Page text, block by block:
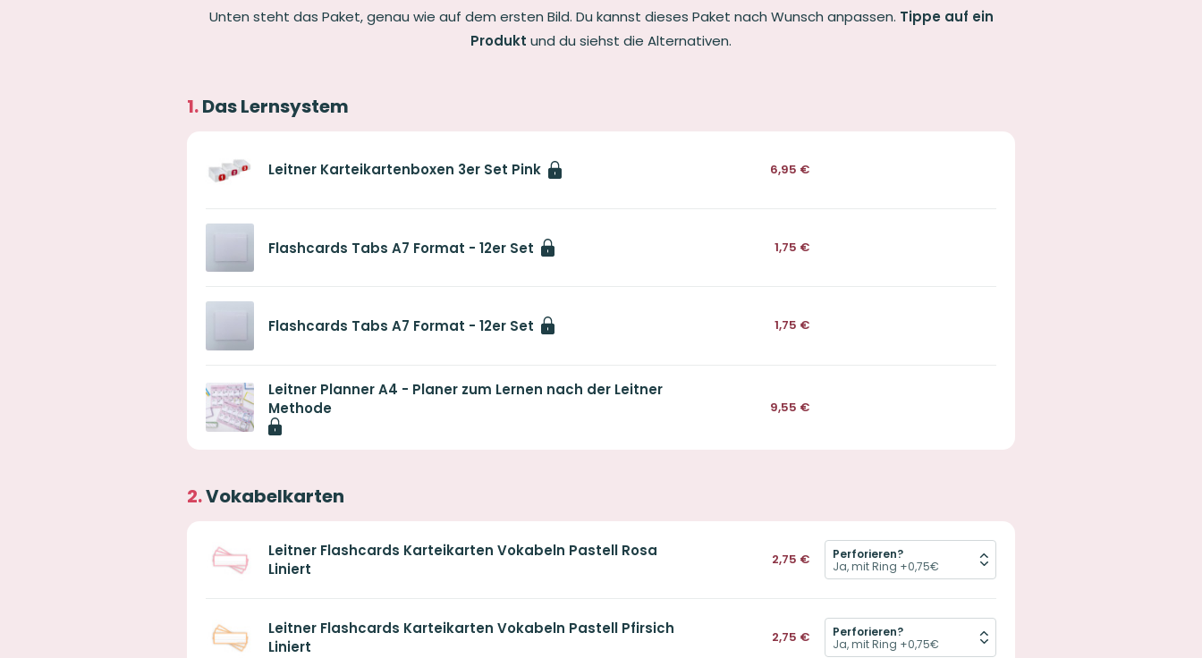
Unten steht das Paket, genau wie auf dem ersten Bild. Du kannst dieses Paket nach Wunsch anpassen. Tippe auf ein
Produkt und du siehst die Alternativen.
Das Lernsystem
Leitner Karteikartenboxen 3er Set Pink 6,95 €
Flashcards Tabs A7 Format - 12er Set 1,75 €
Flashcards Tabs A7 Format - 12er Set 1,75 €
Leitner Planner A4 - Planer zum Lernen nach der Leitner
Methode
9,55 €
Vokabelkarten
Leitner Flashcards Karteikarten Vokabeln Pastell Rosa
Liniert
2,75 € Perforieren?
Leitner Flashcards Karteikarten Vokabeln Pastell Pfirsich
Liniert
2,75 € Perforieren?